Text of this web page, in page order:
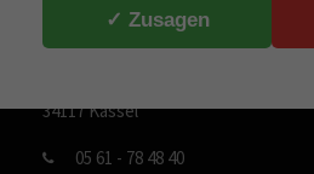
✓ Zusagen
Kassel
Kreishandwerkerschaft Kassel
34117 Kassel
05 61 - 78 48 40